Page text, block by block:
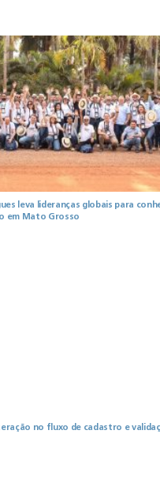
leva lideranças globais para
em Mato Grosso
no fluxo de cadastro e